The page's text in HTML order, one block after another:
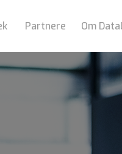
Partnere Om